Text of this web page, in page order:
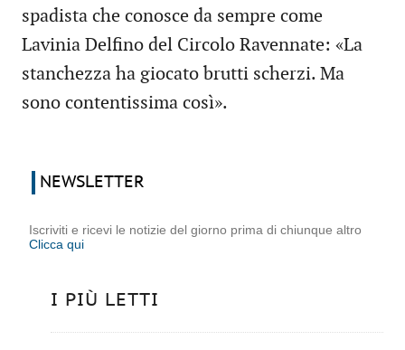
spadista che conosce da sempre come
Lavinia Delfino del Circolo Ravennate: «La
stanchezza ha giocato brutti scherzi. Ma
sono contentissima così».
NEWSLETTER
Iscriviti e ricevi le notizie del giorno prima di chiunque altro
Clicca qui
I PIÙ LETTI